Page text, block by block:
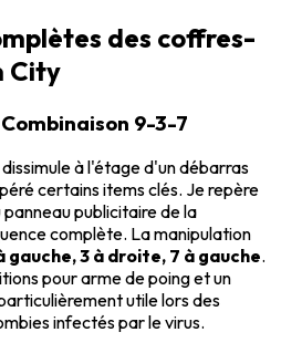
des coffres-
City
9-3-7
à l'étage d'un débarras
certains items clés. Je repère
publicitaire de la
complète. La manipulation
gauche, 3 à droite, 7 à gauche.
pour arme de poing et un
utile lors des
infectés par le virus.